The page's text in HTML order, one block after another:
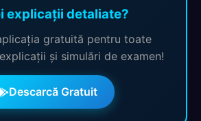
explicații detaliate?
gratuită pentru toate
și simulări de examen!
Descarcă Gratuit